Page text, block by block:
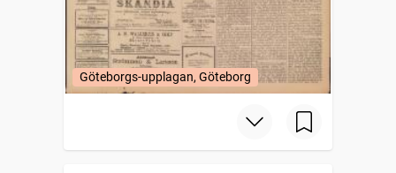
Göteborgs-upplagan, Göteborg